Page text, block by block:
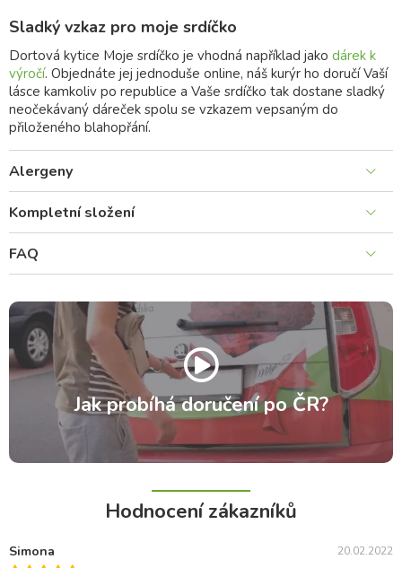
Sladký vzkaz pro moje srdíčko
Dortová kytice Moje srdíčko je vhodná například jako dárek k
výročí. Objednáte jej jednoduše online, náš kurýr ho doručí Vaší
lásce kamkoliv po republice a Vaše srdíčko tak dostane sladký
neočekávaný dáreček spolu se vzkazem vepsaným do
přiloženého blahopřání.
Alergeny
Kompletní složení
FAQ
Jak probíhá doručení po ČR?
Hodnocení zákazníků
Simona 20.02.2022